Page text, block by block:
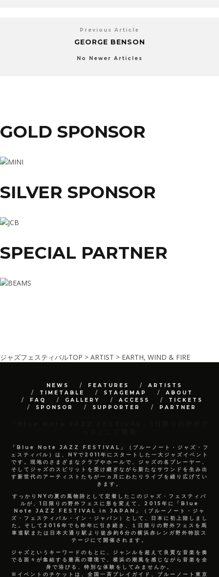
Previous Article
GEORGE BENSON
No Newer Articles
GOLD SPONSOR
SILVER SPONSOR
SPECIAL PARTNER
ジャズフェスティバルTOP > ARTIST > EARTH, WIND & FIRE
NEWS FEATURES
ARTISTS
TIMETABLE
STAGEMAP
ABOUT
FAQ
GALLERY ACCESS
TICKETS
SPONSOR
SUPPORTER PARTNER
「Blue Note JAZZ FESTIVAL」（ブルーノート・ジャズ・フ
ェスティバル）は、NYで2011年にスタートした一大ジャズイベント
です。現地のさまざまなクラブやホールで、ジャズの名プレーヤー、
そしてジャズのスピリットを受け継ぎながら新たなサウンドを生み出
す新世代のアーティストたちが一ヵ月にわたりライブを繰り広げてい
きます。
すっかりNYの夏の風物詩として定着したこのジャズ・フェスティバ
ルが、1日限りの野外フェスに形を変えて、2015年に「Blue
Note JAZZ FESTIVAL in JAPAN」（ブルーノート・ジャ
ズ・フェスティバル・イン・ジャパン）として、日本に初上陸しまし
た。そして2016年でも昨年に引き続き、１日限りの野外フェスを馬
車道駅または日本大通り駅より徒歩約6分の横浜赤レンガ野外特設ス
テージにて開催されます。
ジャズというキーワードのもとに、ジャンルを超えて良質な音楽を奏
でる面々が集結する最高の環境で、横浜の潮風を感じながら音楽を全
身で浴びる、特別な体験をしてみませんか。
※イベントのチケットは、全国一斉プレイガイド、ブルーノート東京